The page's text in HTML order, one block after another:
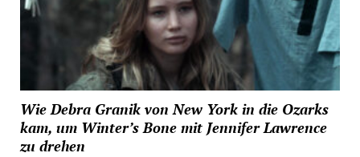
Wie Debra Granik von New York in die Ozarks
kam, um Winter’s Bone mit Jennifer Lawrence
zu drehen